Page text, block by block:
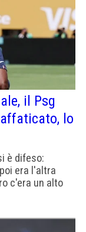
il Psg
lo
è difeso:
era l'altra
c'era un alto